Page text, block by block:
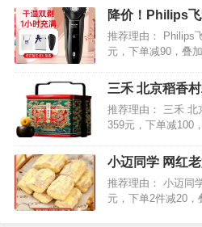
博物馆纪念酒，包
粱、小麦、玉米、
降价！Philips
推荐理由： Philips
元，下单减90，叠
剃，全身防水，与
刀！机身小巧有型
三禾 北京稻香
推荐理由： 三禾 北
359元，下单减100
88VIP会员95折，
盒，体量感十足。
小迈同学 网红
推荐理由： 小迈同
元，下单2件减20